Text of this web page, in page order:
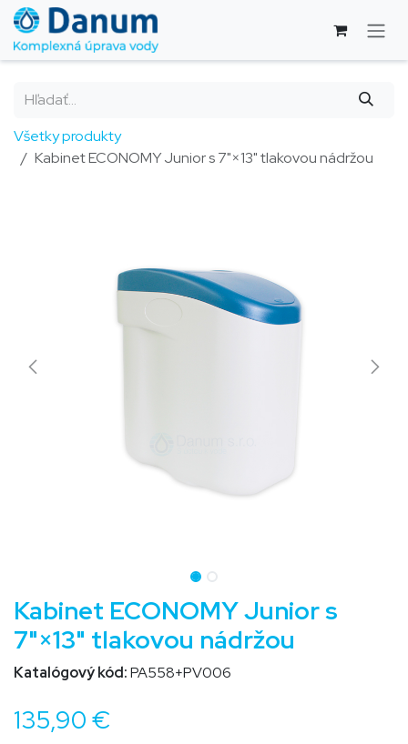
Skip to Content
Všetky produkty
Kabinet ECONOMY Junior s 7"×13" tlakovou nádržou
Kabinet ECONOMY Junior s
7"×13" tlakovou nádržou
Katalógový kód:PA558+PV006
135,90 €